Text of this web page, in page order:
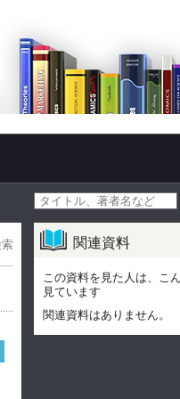
関連資料
この資料を見た人は、こ
見ています
関連資料はありません。